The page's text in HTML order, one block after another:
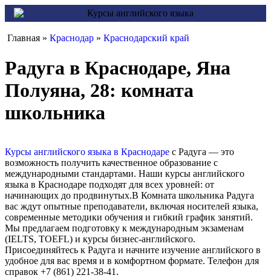
Главная » Краснодар » Краснодарский край
Радуга в Краснодаре, Яна
Полуяна, 28: комната
школьника
Курсы английского языка в Краснодаре с Радуга — это
возможность получить качественное образование с
международными стандартами. Наши курсы английского
языка в Краснодаре подходят для всех уровней: от
начинающих до продвинутых.В Комната школьника Радуга
вас ждут опытные преподаватели, включая носителей языка,
современные методики обучения и гибкий график занятий.
Мы предлагаем подготовку к международным экзаменам
(IELTS, TOEFL) и курсы бизнес-английского.
Присоединяйтесь к Радуга и начните изучение английского в
удобное для вас время и в комфортном формате. Телефон для
справок +7 (861) 221-38-41.